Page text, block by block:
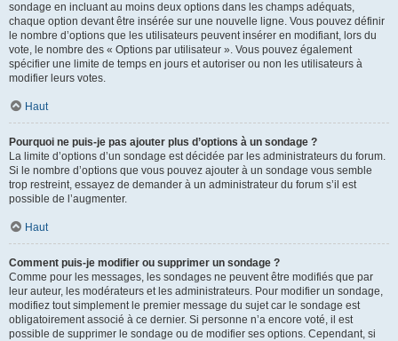
sondage en incluant au moins deux options dans les champs adéquats,
chaque option devant être insérée sur une nouvelle ligne. Vous pouvez définir
le nombre d’options que les utilisateurs peuvent insérer en modifiant, lors du
vote, le nombre des « Options par utilisateur ». Vous pouvez également
spécifier une limite de temps en jours et autoriser ou non les utilisateurs à
modifier leurs votes.
Haut
Pourquoi ne puis-je pas ajouter plus d’options à un sondage ?
La limite d’options d’un sondage est décidée par les administrateurs du forum.
Si le nombre d’options que vous pouvez ajouter à un sondage vous semble
trop restreint, essayez de demander à un administrateur du forum s’il est
possible de l’augmenter.
Haut
Comment puis-je modifier ou supprimer un sondage ?
Comme pour les messages, les sondages ne peuvent être modifiés que par
leur auteur, les modérateurs et les administrateurs. Pour modifier un sondage,
modifiez tout simplement le premier message du sujet car le sondage est
obligatoirement associé à ce dernier. Si personne n’a encore voté, il est
possible de supprimer le sondage ou de modifier ses options. Cependant, si